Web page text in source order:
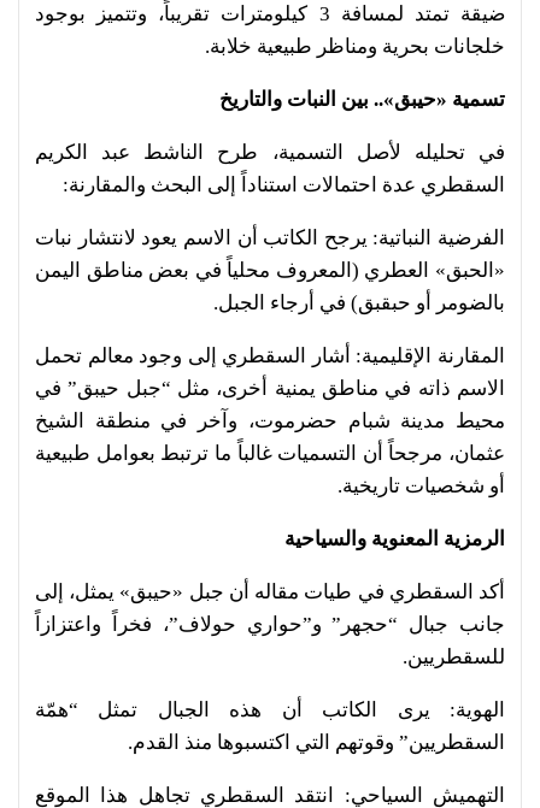
ضيقة تمتد لمسافة 3 كيلومترات تقريباً، وتتميز بوجود
خلجانات بحرية ومناظر طبيعية خلابة.
تسمية «حيبق».. بين النبات والتاريخ
في تحليله لأصل التسمية، طرح الناشط عبد الكريم
السقطري عدة احتمالات استناداً إلى البحث والمقارنة:
الفرضية النباتية: يرجح الكاتب أن الاسم يعود لانتشار نبات
«الحبق» العطري (المعروف محلياً في بعض مناطق اليمن
بالضومر أو حبقبق) في أرجاء الجبل.
المقارنة الإقليمية: أشار السقطري إلى وجود معالم تحمل
الاسم ذاته في مناطق يمنية أخرى، مثل “جبل حيبق” في
محيط مدينة شبام حضرموت، وآخر في منطقة الشيخ
عثمان، مرجحاً أن التسميات غالباً ما ترتبط بعوامل طبيعية
أو شخصيات تاريخية.
الرمزية المعنوية والسياحية
أكد السقطري في طيات مقاله أن جبل «حيبق» يمثل، إلى
جانب جبال “حجهر” و”حواري حولاف”، فخراً واعتزازاً
للسقطريين.
الهوية: يرى الكاتب أن هذه الجبال تمثل “همّة
السقطريين” وقوتهم التي اكتسبوها منذ القدم.
التهميش السياحي: انتقد السقطري تجاهل هذا الموقع